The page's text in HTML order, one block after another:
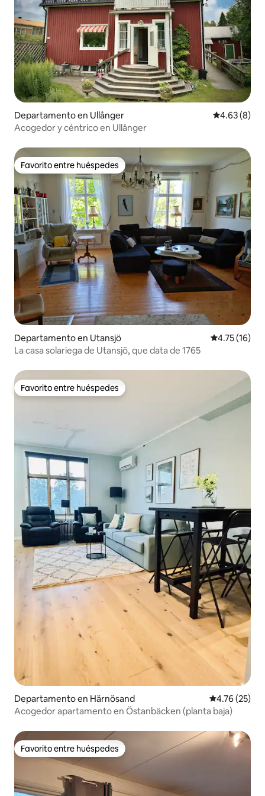
Departamento en Ullånger Calificación
4.63 (8)
Acogedor y céntrico en Ullånger
Favorito entre huéspedes
Favorito entre huéspedes
Departamento en Utansjö Calificación
4.75 (16)
La casa solariega de Utansjö, que data de 1765
Favorito entre huéspedes
Favorito entre huéspedes
Departamento en Härnösand Calificación
4.76 (25)
Acogedor apartamento en Östanbäcken (planta baja)
Favorito entre huéspedes
Favorito entre huéspedes